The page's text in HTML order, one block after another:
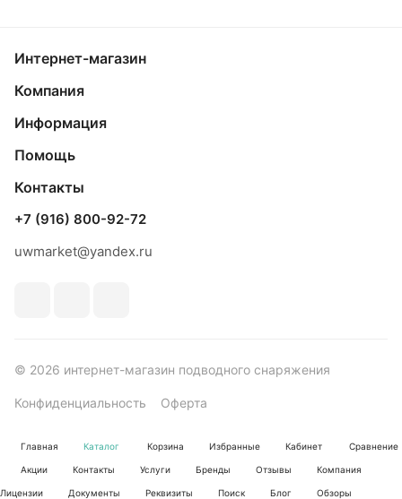
Интернет-магазин
Компания
Информация
Помощь
Контакты
+7 (916) 800-92-72
uwmarket@yandex.ru
© 2026 интернет-магазин подводного снаряжения
Конфиденциальность Оферта
Главная Каталог Корзина Избранные Кабинет Сравнение
Акции Контакты Услуги Бренды Отзывы Компания
Лицензии Документы Реквизиты Поиск Блог Обзоры